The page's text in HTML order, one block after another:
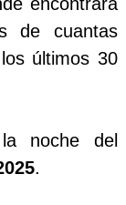
de cuantas
últimos 30
noche del
.